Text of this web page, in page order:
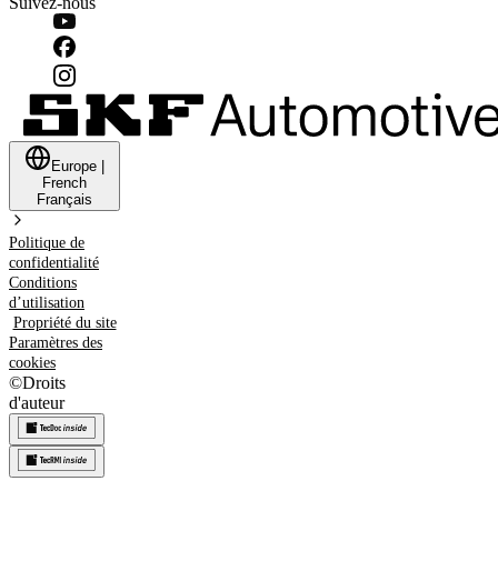
Europe
French
Français
Politique de
confidentialité
Conditions
d’utilisation
Propriété du site
Paramètres des
cookies
©Droits
d'auteur